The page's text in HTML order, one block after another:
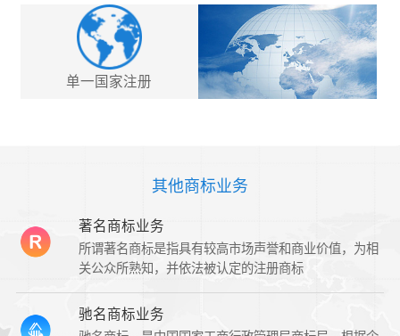
单一国家注册
其他商标业务
著名商标业务
所谓著名商标是指具有较高市场声誉和商业价值，为相
关公众所熟知，并依法被认定的注册商标
驰名商标业务